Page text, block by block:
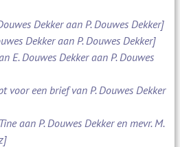
Dekker aan P. Douwes Dekker]
Dekker aan P. Douwes Dekker]
E. Douwes Dekker aan P. Douwes
voor een brief van P. Douwes Dekker
aan P. Douwes Dekker en mevr. M.